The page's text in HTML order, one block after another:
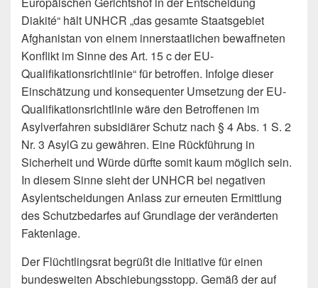
Diakité“ hält UNHCR „das gesamte Staatsgebiet
Afghanistan von einem innerstaatlichen bewaffneten
Konflikt im Sinne des Art. 15 c der EU-
Qualifikationsrichtlinie“ für betroffen. Infolge dieser
Einschätzung und konsequenter Umsetzung der EU-
Qualifikationsrichtlinie wäre den Betroffenen im
Asylverfahren subsidiärer Schutz nach § 4 Abs. 1 S. 2
Nr. 3 AsylG zu gewähren. Eine Rückführung in
Sicherheit und Würde dürfte somit kaum möglich sein.
In diesem Sinne sieht der UNHCR bei negativen
Asylentscheidungen Anlass zur erneuten Ermittlung
des Schutzbedarfes auf Grundlage der veränderten
Faktenlage.
Der Flüchtlingsrat begrüßt die Initiative für einen
bundesweiten Abschiebungsstopp. Gemäß der auf